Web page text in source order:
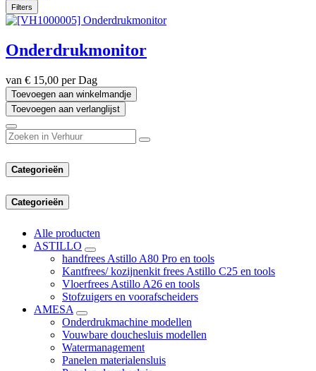
Filters
Onderdrukmonitor
van € 15,00 per Dag
Toevoegen aan winkelmandje
Toevoegen aan verlanglijst
Categorieën
Categorieën
Alle producten
ASTILLO
handfrees Astillo A80 Pro en tools
Kantfrees/ kozijnenkit frees Astillo C25 en tools
Vloerfrees Astillo A26 en tools
Stofzuigers en voorafscheiders
AMESA
Onderdrukmachine modellen
Vouwbare douchesluis modellen
Watermanagement
Panelen materialensluis